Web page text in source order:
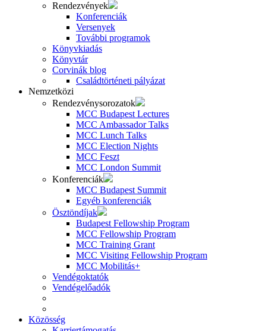
Rendezvények
Konferenciák
Versenyek
További programok
Könyvkiadás
Könyvtár
Corvinák blog
Családtörténeti pályázat
Nemzetközi
Rendezvénysorozatok
MCC Budapest Lectures
MCC Ambassador Talks
MCC Lunch Talks
MCC Election Nights
MCC Feszt
MCC London Summit
Konferenciák
MCC Budapest Summit
Egyéb konferenciák
Ösztöndíjak
Budapest Fellowship Program
MCC Fellowship Program
MCC Training Grant
MCC Visiting Fellowship Program
MCC Mobilitás+
Vendégoktatók
Vendégelőadók
Közösség